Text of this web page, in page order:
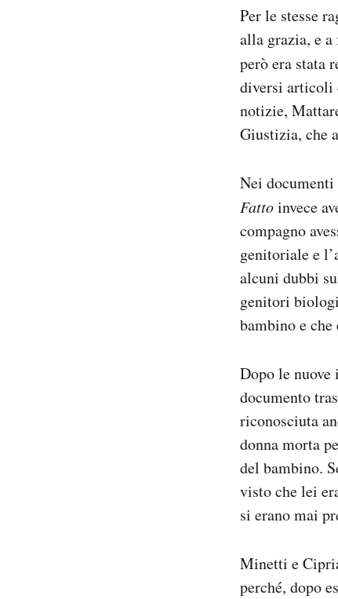
Per le stesse
alla grazia, e
però era stata
diversi articoli
notizie,
Giustizia, che
Nei
Fattoinvece
compagno
genitoriale e
alcuni dubbi
genitori
bambino e
Dopo le
documento
riconosciuta
donna morta
del bambino.
visto che lei
si erano mai
Minetti e
perché, dopo